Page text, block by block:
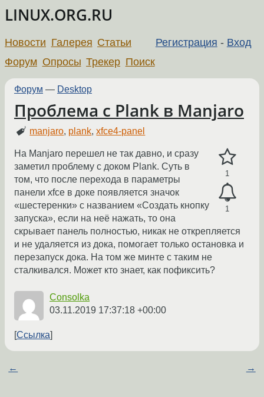
LINUX.ORG.RU
Регистрация - Вход
Новости Галерея Статьи
Форум Опросы Трекер Поиск
Форум — Desktop
Проблема с Plank в Manjaro
manjaro, plank,xfce4-panel
1
1
На Manjaro перешел не так давно, и сразу
заметил проблему с доком Plank. Суть в
том, что после перехода в параметры
панели xfce в доке появляется значок
«шестеренки» с названием «Создать кнопку
запуска», если на неё нажать, то она
скрывает панель полностью, никак не открепляется
и не удаляется из дока, помогает только остановка и
перезапуск дока. На том же минте с таким не
сталкивался. Может кто знает, как пофиксить?
Consolka
03.11.2019 17:37:18 +00:00
Ссылка
← →